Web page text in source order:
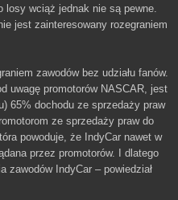
wciąż jednak nie są pewne.
jest zainteresowany rozegraniem
zawodów bez udziału fanów.
uwagę promotorów NASCAR, jest
65% dochodu ze sprzedaży praw
ze sprzedaży praw do
powoduje, że IndyCar nawet w
przez promotorów. I dlatego
zawodów IndyCar – powiedział